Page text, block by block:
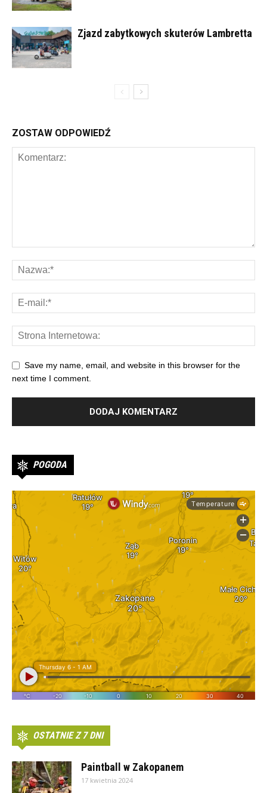
Zjazd zabytkowych skuterów Lambretta
ZOSTAW ODPOWIEDŹ
Save my name, email, and website in this browser for the
next time I comment.
POGODA
OSTATNIE Z 7 DNI
Paintball w Zakopanem
17 kwietnia 2024